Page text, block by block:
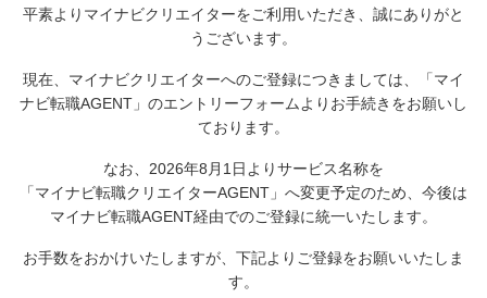
平素よりマイナビクリエイターをご利用いただき、誠にありがと
うございます。
現在、マイナビクリエイターへのご登録につきましては、
「マイ
ナビ転職AGENT」のエントリーフォームよりお手続きをお願いし
ております。
なお、2026年8月1日よりサービス名称を
「マイナビ転職クリエイターAGENT」へ変更予定のため、 今後は
マイナビ転職AGENT経由でのご登録に統一いたします。
お手数をおかけいたしますが、下記よりご登録をお願いいたしま
す。